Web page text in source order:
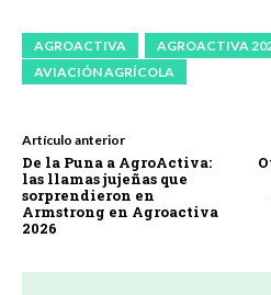
AGROACTIVA AGROACTIVA
AVIACIÓN AGRÍCOLA
Artículo anterior
De la Puna a AgroActiva:
las llamas jujeñas que
sorprendieron en
Armstrong en Agroactiva
2026